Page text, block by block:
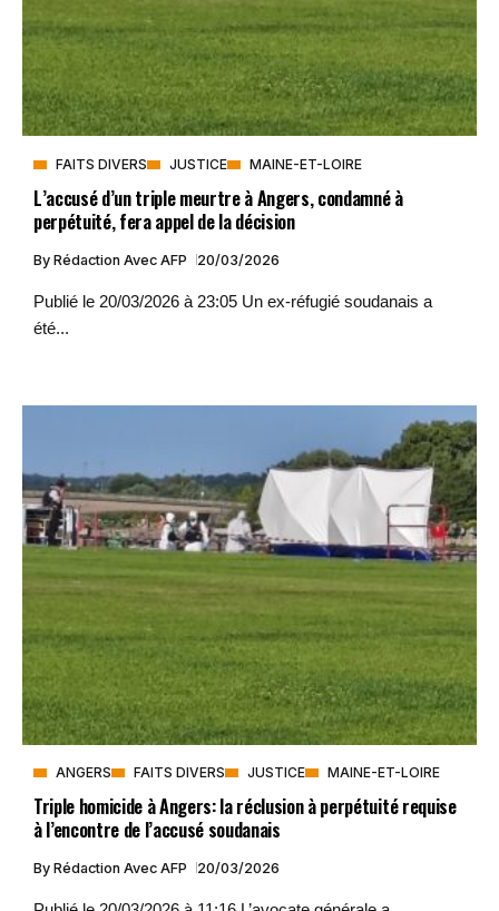
FAITS DIVERS JUSTICE MAINE-ET-LOIRE
L’accusé d’un triple meurtre à Angers, condamné à
perpétuité, fera appel de la décision
By Rédaction Avec AFP 20/03/2026
Publié le 20/03/2026 à 23:05 Un ex-réfugié soudanais a
été...
ANGERS FAITS DIVERS JUSTICE MAINE-ET-LOIRE
Triple homicide à Angers: la réclusion à perpétuité requise
à l’encontre de l’accusé soudanais
By Rédaction Avec AFP 20/03/2026